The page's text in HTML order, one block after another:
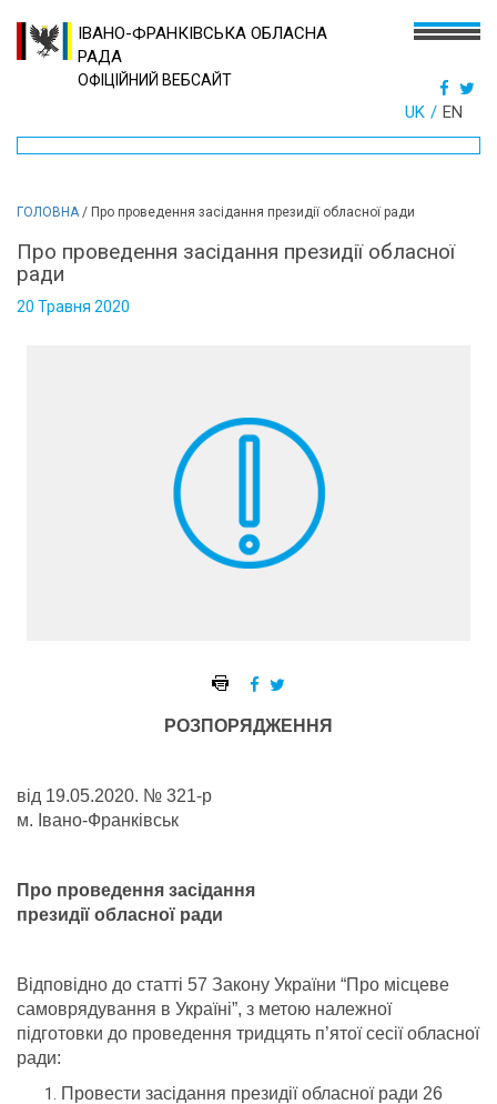
ІВАНО-ФРАНКІВСЬКА ОБЛАСНА
РАДА
ОФІЦІЙНИЙ ВЕБСАЙТ
UK EN
ГОЛОВНА/ Про проведення засідання президії обласної ради
Про проведення засідання президії обласної
ради
20 Травня 2020
РОЗПОРЯДЖЕННЯ
від 19.05.2020. № 321-р
м. Івано-Франківськ
Про проведення засідання
президії обласної ради
Відповідно до статті 57 Закону України “Про місцеве
самоврядування в Україні”, з метою належної
підготовки до проведення тридцять п’ятої сесії обласної
ради:
Провести засідання президії обласної ради 26